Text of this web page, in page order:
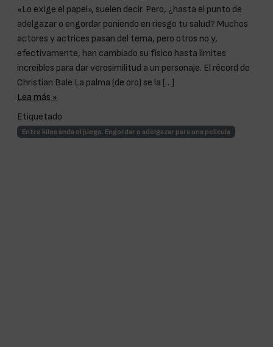
«Lo exige el papel», suelen decir. Pero, ¿hasta el punto de
adelgazar o engordar poniendo en riesgo tu salud? Muchos
actores y actrices pasan del tema, pero otros no y,
efectivamente, han cambiado su físico hasta límites
increíbles para dar verosimilitud a un personaje. El récord de
Christian Bale La palma (de oro) se la […]
Lea más »
Etiquetado
Entre kilos anda el juego. Engordar o adelgazar para una película